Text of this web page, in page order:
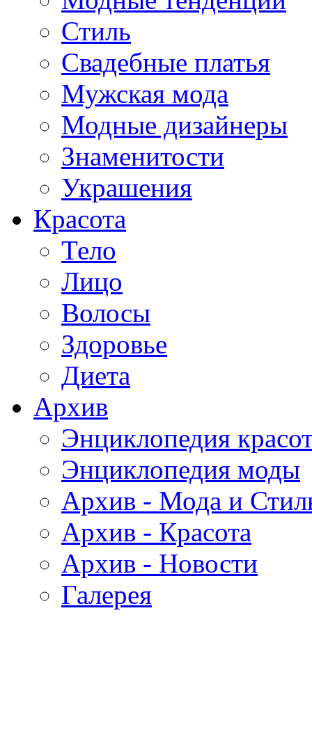
Стиль
Свадебные платья
Мужская мода
Модные дизайнеры
Знаменитости
Украшения
Красота
Тело
Лицо
Волосы
Здоровье
Диета
Архив
Энциклопедия
Энциклопедия моды
Архив - Мода и
Архив - Красота
Архив - Новости
Галерея